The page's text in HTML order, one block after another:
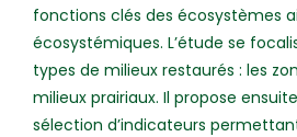
fonctions clés des écosystèmes
écosystémiques. L’étude se
types de milieux restaurés : les
milieux prairiaux. Il propose
sélection d’indicateurs